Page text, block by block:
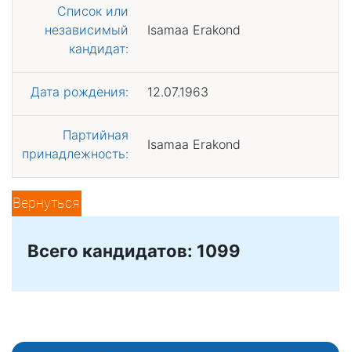
Список или
независимый
кандидат:
Isamaa Erakond
Дата рождения: 12.07.1963
Партийная
принадлежность:
Isamaa Erakond
Вернуться
Всего кандидатов: 1099